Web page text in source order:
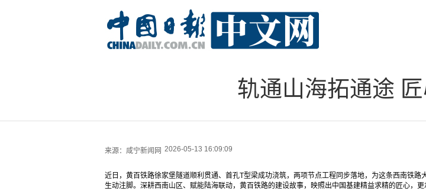
轨通山海拓通途
来源： 咸宁新闻网 2026-05-13 16:09:09
近日，黄百铁路徐家堡隧道顺利贯通、首孔T型梁成功浇筑，两项节点工程同步落地，为这条西南铁路
生动注脚。深耕西南山区、赋能陆海联动，黄百铁路的建设故事，映照出中国基建精益求精的匠心，